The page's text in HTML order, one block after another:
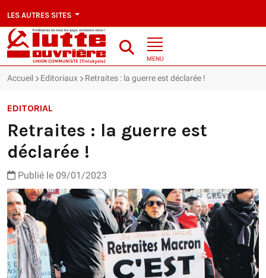
LES AUTRES SITES
MENU
Accueil Editoriaux Retraites : la guerre est déclarée !
EDITORIAL
Retraites : la guerre est
déclarée !
Publié le 09/01/2023